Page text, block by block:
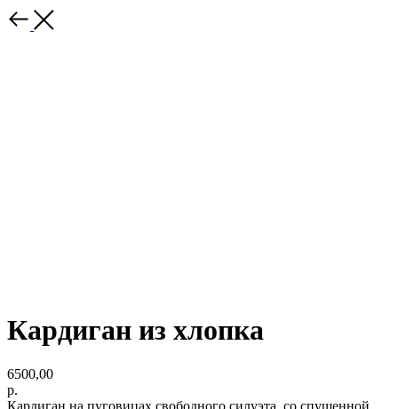
Кардиган из хлопка
6500,00
р.
Кардиган на пуговицах свободного силуэта, со спущенной